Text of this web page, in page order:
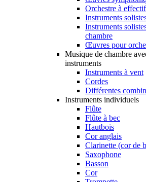
Orchestre à
Instruments
Instruments
chambre
Œuvres pour
Musique de chambre
instruments
Instruments à vent
Cordes
Différentes
Instruments individuels
Flûte
Flûte à bec
Hautbois
Cor anglais
Clarinette (cor de
Saxophone
Basson
Cor